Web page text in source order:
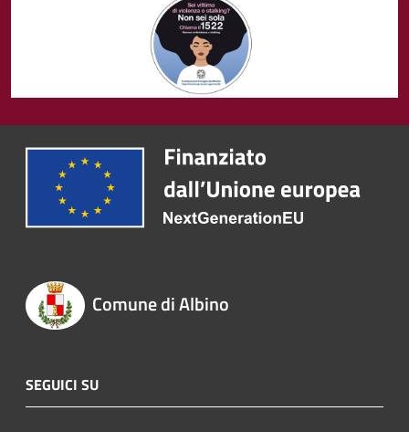
Comune di Albino
SEGUICI SU